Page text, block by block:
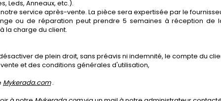
Leds, Anneaux, etc.).
service après-vente. La pièce sera expertisée par le
ou de réparation peut prendre 5 semaines à réception
la charge du client.
de plein droit, sans préavis ni indemnité, le compte du
et des conditions générales d'utilisation,
Mykerada.com.